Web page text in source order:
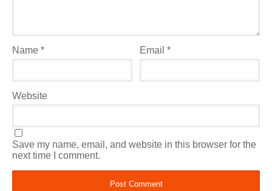
Name * Email*
Website
Save my name, email, and website in this browser for the
next time I comment.